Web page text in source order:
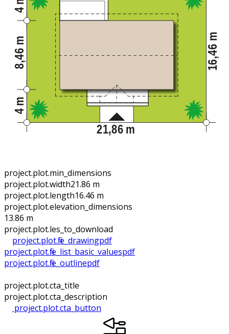
project.plot.min_dimensions
project.plot.width21.86 m
project.plot.length16.46 m
project.plot.elevation_dimensions
13.86 m
project.plot.files_to_download
project.plot.file_drawingpdf
project.plot.file_list_basic_valuespdf
project.plot.file_outlinepdf
project.plot.cta_title
project.plot.cta_description
project.plot.cta_button